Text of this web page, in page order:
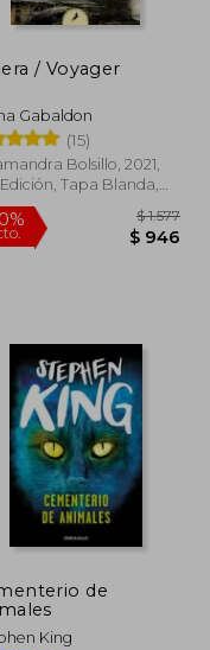
/ Voyager
Gabaldon
(15)
Bolsillo, 2021,
Tapa Blanda,
40%
dcto.
de
King